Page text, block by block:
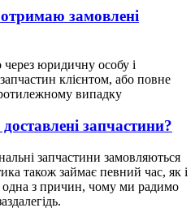
замовлені
юридичну особу і
клієнтом, або повне
випадку
запчастини?
запчастини замовляються
також займає певний час, як і
з причин, чому ми радимо